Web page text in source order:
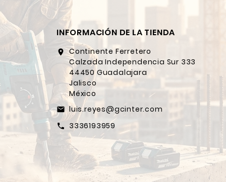
INFORMACIÓN DE LA TIENDA
location_on Continente Ferretero
Calzada Independencia Sur 333
44450 Guadalajara
Jalisco
México
email luis.reyes@gcinter.com
call 3336193959